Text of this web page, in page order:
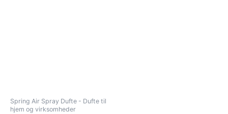
Spring Air Spray Dufte - Dufte til
hjem og virksomheder